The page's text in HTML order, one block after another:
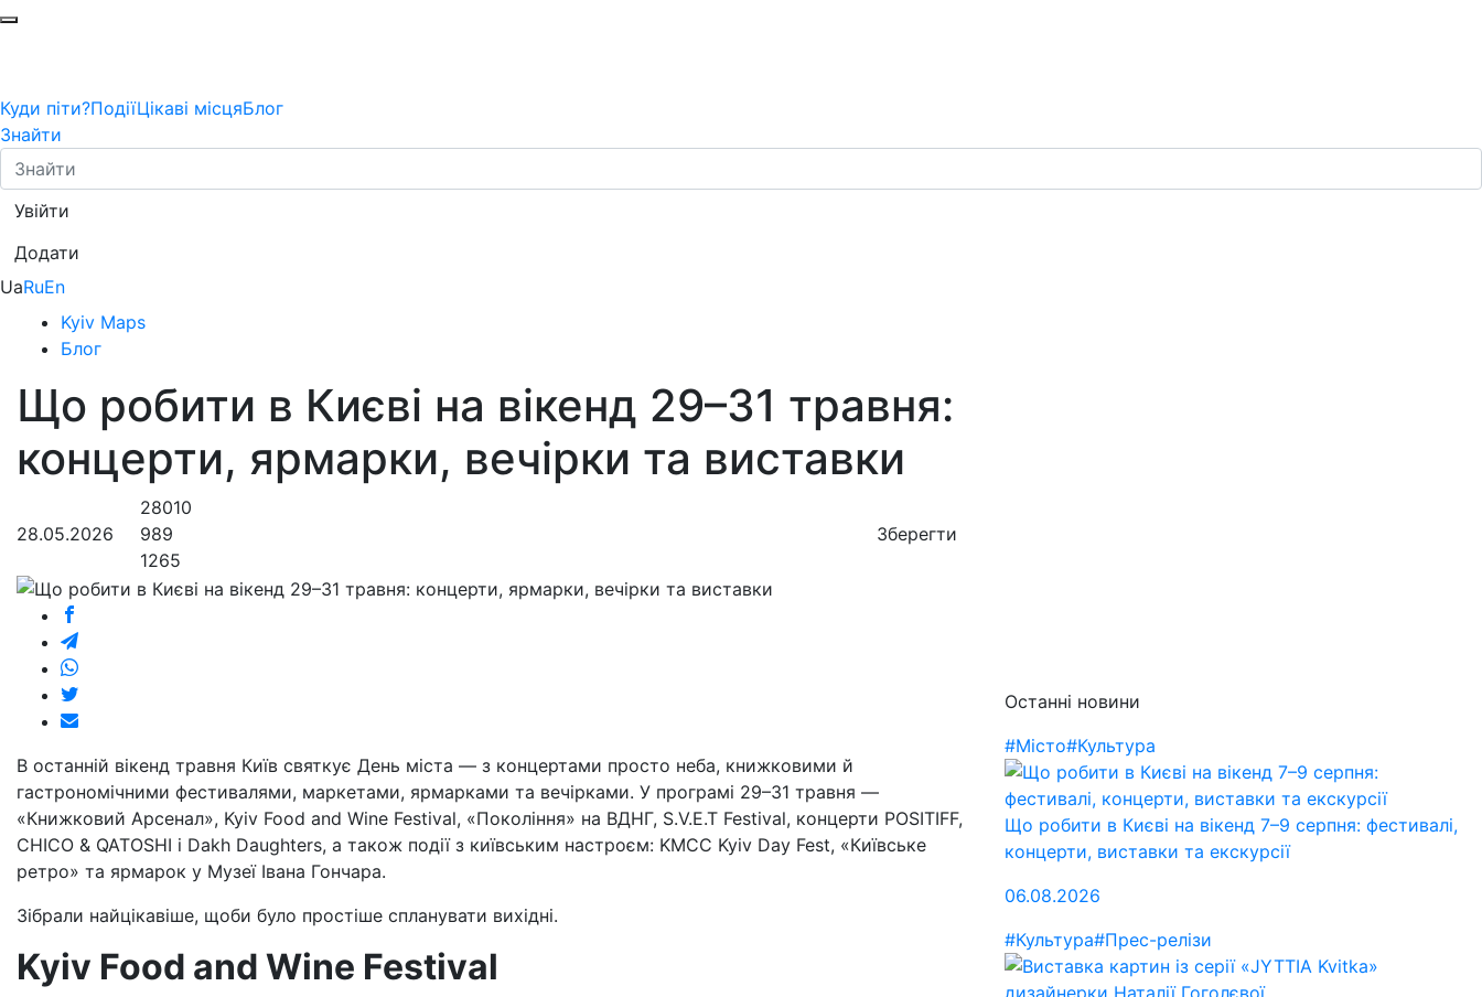
Куди піти?ПодіїЦікаві місцяБлог
Знайти
Увійти
Додати
UaRuEn
Kyiv Maps
Блог
Що робити в Києві на вікенд 29–31 травня:
концерти, ярмарки, вечірки та виставки
28.05.2026
28010
989
1265
Зберегти
В останній вікенд травня Київ святкує День міста — з концертами просто неба, книжковими й
гастрономічними фестивалями, маркетами, ярмарками та вечірками. У програмі 29–31 травня —
«Книжковий Арсенал», Kyiv Food and Wine Festival, «Покоління» на ВДНГ, S.V.E.T Festival, концерти POSITIFF,
CHICO & QATOSHI і Dakh Daughters, а також події з київським настроєм: KMCC Kyiv Day Fest, «Київське
ретро» та ярмарок у Музеї Івана Гончара.
Зібрали найцікавіше, щоби було простіше спланувати вихідні.
Kyiv Food and Wine Festival
Останні новини
#Місто#Культура
Що робити в Києві на вікенд 7–9 серпня: фестивалі,
концерти, виставки та екскурсії
06.08.2026
#Культура#Прес-релізи